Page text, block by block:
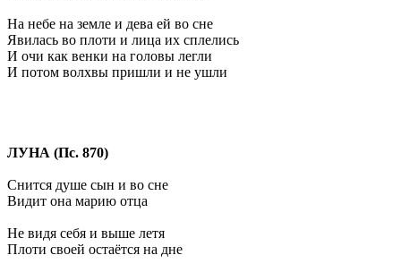
На небе на земле и дева ей во сне
Явилась во плоти и лица их сплелись
И очи как венки на головы легли
И потом волхвы пришли и не ушли
ЛУНА (Пс. 870)
Снится душе сын и во сне
Видит она марию отца
Не видя себя и выше летя
Плоти своей остаётся на дне